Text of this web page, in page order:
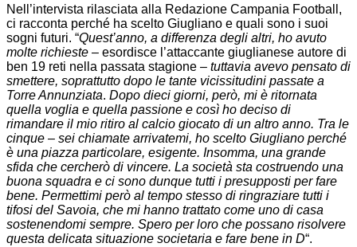
Nell’intervista rilasciata alla Redazione Campania Football,
ci racconta perché ha scelto Giugliano e quali sono i suoi
sogni futuri. “Quest’anno, a differenza degli altri, ho avuto
molte richieste – esordisce l’attaccante giuglianese autore di
ben 19 reti nella passata stagione – tuttavia avevo pensato di
smettere, soprattutto dopo le tante vicissitudini passate a
Torre Annunziata. Dopo dieci giorni, però, mi è ritornata
quella voglia e quella passione e così ho deciso di
rimandare il mio ritiro al calcio giocato di un altro anno. Tra le
cinque – sei chiamate arrivatemi, ho scelto Giugliano perché
è una piazza particolare, esigente. Insomma, una grande
sfida che cercherò di vincere. La società sta costruendo una
buona squadra e ci sono dunque tutti i presupposti per fare
bene. Permettimi però al tempo stesso di ringraziare tutti i
tifosi del Savoia, che mi hanno trattato come uno di casa
sostenendomi sempre. Spero per loro che possano risolvere
questa delicata situazione societaria e fare bene in D“.